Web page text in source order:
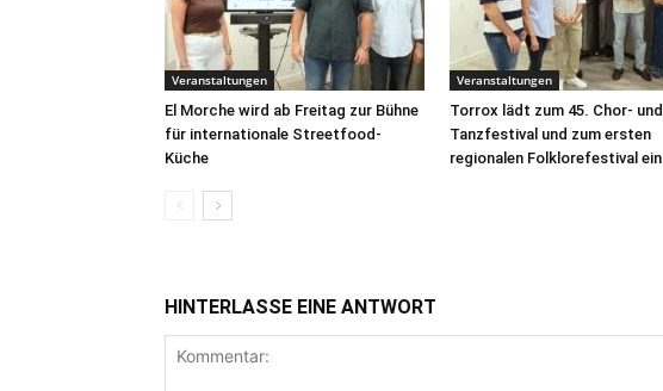
Veranstaltungen
El Morche wird ab Freitag zur Bühne
für internationale Streetfood-
Küche
Veranstaltungen
Torrox lädt zum 45. Chor- und
Tanzfestival und zum ersten
regionalen Folklorefestival ein
HINTERLASSE EINE ANTWORT